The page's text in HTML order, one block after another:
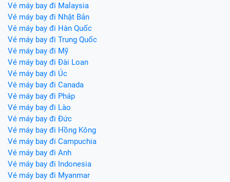
Vé máy bay đi Malaysia
Vé máy bay đi Nhật Bản
Vé máy bay đi Hàn Quốc
Vé máy bay đi Trung Quốc
Vé máy bay đi Mỹ
Vé máy bay đi Đài Loan
Vé máy bay đi Úc
Vé máy bay đi Canada
Vé máy bay đi Pháp
Vé máy bay đi Lào
Vé máy bay đi Đức
Vé máy bay đi Hồng Kông
Vé máy bay đi Campuchia
Vé máy bay đi Anh
Vé máy bay đi Indonesia
Vé máy bay đi Myanmar